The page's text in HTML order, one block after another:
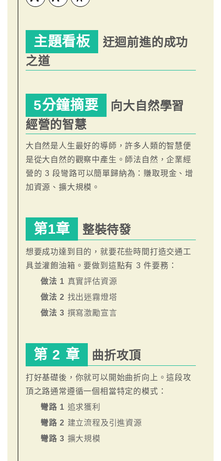
主題看板
迂迴前進的成功
之道
5分鐘摘要
向大自然學習
經營的智慧
大自然是人生最好的導師，許多人類的智慧便
是從大自然的觀察中產生。師法自然，企業經
營的 3 段彎路可以簡單歸納為：賺取現金、增
加資源、擴大規模。
第1章 整裝待發
想要成功達到目的，就要花些時間打造交通工
具並灌飽油箱。要做到這點有 3 件要務：
做法 1 真實評估資源
做法 2 找出迷霧燈塔
做法 3 撰寫激勵宣言
第 2 章 曲折攻頂
打好基礎後，你就可以開始曲折向上。這段攻
頂之路通常遵循一個相當特定的模式：
彎路 1 追求獲利
彎路 2 建立流程及引進資源
彎路 3 擴大規模